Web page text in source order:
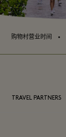
购物村营业时间 ⬩
TRAVEL PARTNERS